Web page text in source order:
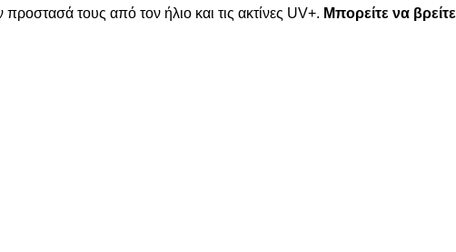
τους από τον ήλιο και τις ακτίνες UV+. Μπορείτε να βρείτε